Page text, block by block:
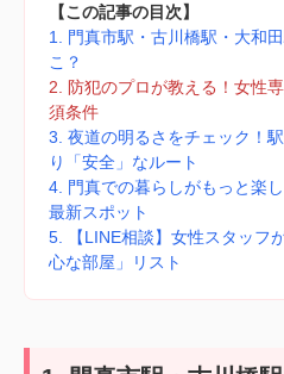
【この記事の目次】
1. 門真市駅・古川橋駅・大和
こ？
2. 防犯のプロが教える！女性
須条件
3. 夜道の明るさをチェック！
り「安全」なルート
4. 門真での暮らしがもっと楽
最新スポット
5. 【LINE相談】女性スタッフ
心な部屋」リスト